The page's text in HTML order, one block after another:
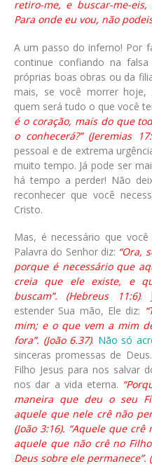
retiro-me, e buscar-me-
Para onde eu vou, não
A um passo do inferno! Por
continue confiando na
próprias boas obras ou da
mais, se você morrer hoje,
quem será tudo o que você
é o coração, mais do que
o conhecerá?” (Jeremias
pessoal e de extrema
muito tempo. Já pode ser
há tempo a perder! Não
reconhecer que você
Cristo.
Mas, é necessário que
Palavra do Senhor diz: “Ora,
porque é necessário que
creia que ele existe, e
buscam”. (Hebreus 11:6).
estender Sua mão, Ele diz:
mim; e o que vem a mim
fora”. (João 6.37). Não só
sinceras promessas de
Filho Jesus para nos salvar
nos dar a vida eterna.
maneira que deu o seu
aquele que nele crê não
(João 3:16). “Aquele que
aquele que não crê no
Deus sobre ele permanece”.